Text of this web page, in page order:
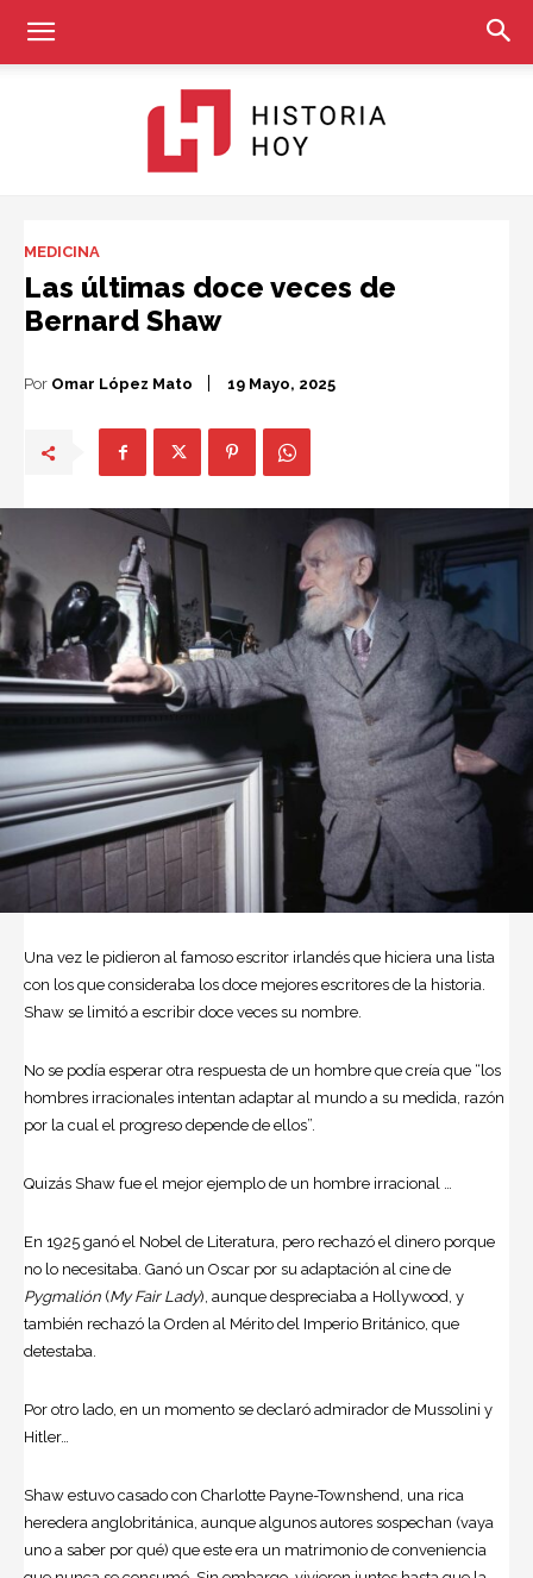
MEDICINA
Las últimas doce veces de
Bernard Shaw
Por Omar López Mato 19 Mayo, 2025
Una vez le pidieron al famoso escritor irlandés que hiciera una lista
con los que consideraba los doce mejores escritores de la historia.
Shaw se limitó a escribir doce veces su nombre.
No se podía esperar otra respuesta de un hombre que creía que “los
hombres irracionales intentan adaptar al mundo a su medida, razón
por la cual el progreso depende de ellos”.
Quizás Shaw fue el mejor ejemplo de un hombre irracional …
En 1925 ganó el Nobel de Literatura, pero rechazó el dinero porque
no lo necesitaba. Ganó un Oscar por su adaptación al cine de
Pygmalión (My Fair Lady), aunque despreciaba a Hollywood, y
también rechazó la Orden al Mérito del Imperio Británico, que
detestaba.
Por otro lado, en un momento se declaró admirador de Mussolini y
Hitler…
Shaw estuvo casado con Charlotte Payne-Townshend, una rica
heredera anglobritánica, aunque algunos autores sospechan (vaya
uno a saber por qué) que este era un matrimonio de conveniencia